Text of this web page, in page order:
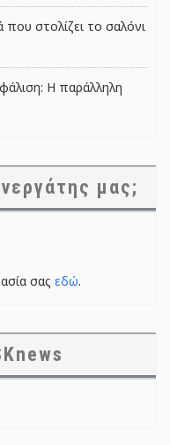
στολίζει το σαλόνι
Η παράλληλη
μας;
σας εδώ.